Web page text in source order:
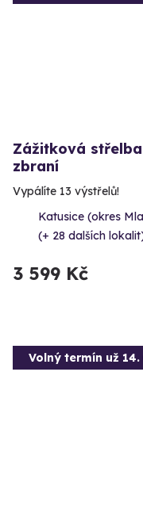
Zážitková
zbraní
Vypálíte 13 výstřelů!
Katusice (okres
(+ 28 dalších
3 599 Kč
Volný termín už 14.